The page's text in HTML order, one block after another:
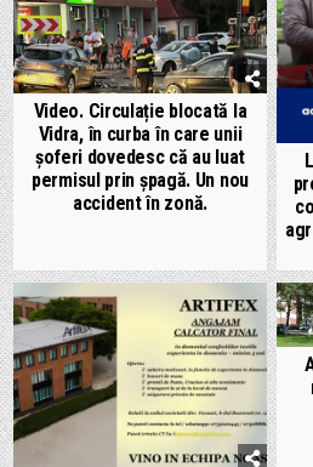
Video. Circulație blocată la
Vidra, în curba în care unii
șoferi dovedesc că au luat
permisul prin șpagă. Un nou
accident în zonă.